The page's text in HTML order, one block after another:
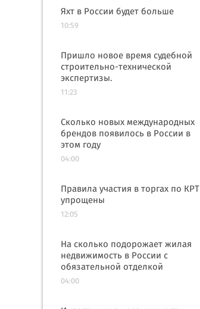
Яхт в России будет больше
10:59
Пришло новое время судебной
строительно-технической
экспертизы.
11:23
Сколько новых международных
брендов появилось в России в
этом году
04:00
Правила участия в торгах по КРТ
упрощены
12:05
На сколько подорожает жилая
недвижимость в России с
обязательной отделкой
04:00